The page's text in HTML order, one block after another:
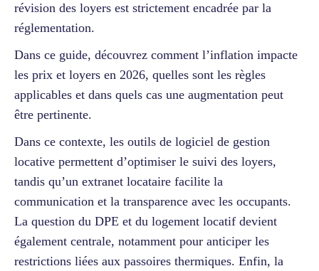
révision des loyers est strictement encadrée par la
réglementation.
Dans ce guide, découvrez comment l’inflation impacte
les prix et loyers en 2026, quelles sont les règles
applicables et dans quels cas une augmentation peut
être pertinente.
Dans ce contexte, les outils de logiciel de gestion
locative permettent d’optimiser le suivi des loyers,
tandis qu’un extranet locataire facilite la
communication et la transparence avec les occupants.
La question du DPE et du logement locatif devient
également centrale, notamment pour anticiper les
restrictions liées aux passoires thermiques. Enfin, la